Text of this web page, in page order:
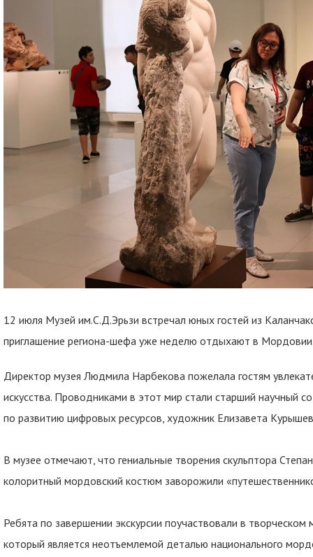
12 июля Музей им.С.Д.Эрьзи встречал юных гостей из
приглашение региона-шефа уже неделю отдыхают в
Директор музея Людмила Нарбекова пожелала гостям
искусства. Проводниками в этот мир стали старший научный
по развитию цифровых ресурсов, художник Елизавета
В музее отмечают, что гениальные творения скульптора
колоритный мордовский костюм заворожили
Ребята по завершении экскурсии поучаствовали в
который является неотъемлемой деталью национального